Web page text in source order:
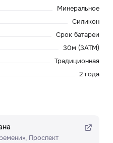
Минеральное
Силикон
Срок батареи
30м (3ATM)
Традиционная
2 года
Проспект